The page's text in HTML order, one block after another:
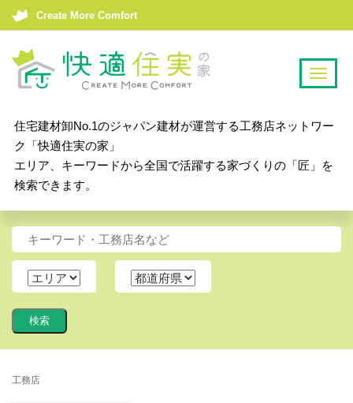
Create More Comfort
T
a
i
o
住宅建材卸No.1のジャパン建材が運営する工務店ネットワー
ク「快適住実の家」
エリア、キーワードから全国で活躍する家づくりの「匠」を
検索できます。
工務店